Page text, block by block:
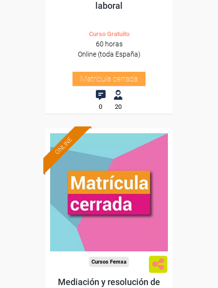
laboral
Curso Gratuito
60 horas
Online (toda España)
Matrícula cerrada
0 20
ONLINE
Cursos Femxa
Mediación y resolución de